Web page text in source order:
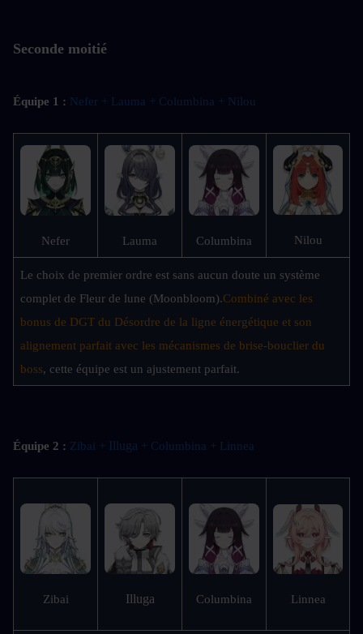
Seconde moitié
Équipe 1 : Nefer + Lauma + Columbina + Nilou
Nefer Lauma Columbina Nilou
Le choix de premier ordre est sans aucun doute un système
complet de Fleur de lune (Moonbloom).Combiné avec les
bonus de DGT du Désordre de la ligne énergétique et son
alignement parfait avec les mécanismes de brise-bouclier du
boss, cette équipe est un ajustement parfait.
Équipe 2 : Zibai + Illuga + Columbina + Linnea
Zibai Illuga Columbina Linnea